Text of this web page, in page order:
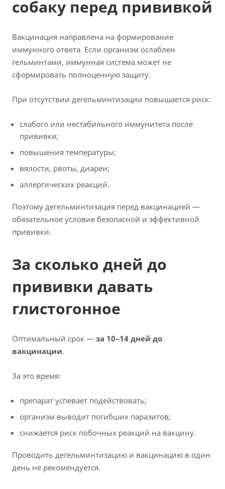
собаку перед прививкой
Вакцинация направлена на формирование
иммунного ответа. Если организм ослаблен
гельминтами, иммунная система может не
сформировать полноценную защиту.
При отсутствии дегельминтизации повышается риск:
слабого или нестабильного иммунитета после
прививки;
повышения температуры;
вялости, рвоты, диареи;
аллергических реакций.
Поэтому дегельминтизация перед вакцинацией —
обязательное условие безопасной и эффективной
прививки.
За сколько дней до
прививки давать
глистогонное
Оптимальный срок — за 10–14 дней до
вакцинации.
За это время:
препарат успевает подействовать;
организм выводит погибших паразитов;
снижается риск побочных реакций на вакцину.
Проводить дегельминтизацию и вакцинацию в один
день не рекомендуется.